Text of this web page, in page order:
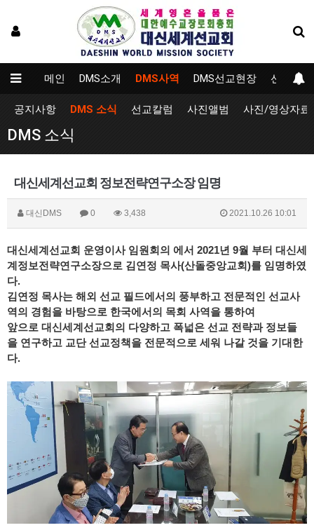
메인 DMS소개 DMS사역 DMS선교현장 선교대
공지사항 DMS 소식 선교칼럼 사진앨범 사진/영상자료
DMS 소식
대신세계선교회 정보전략연구소장 임명
대신DMS 0 3,438 2021.10.26 10:01
대신세계선교회 운영이사 임원회의 에서 2021년 9월 부터 대신세
계정보전략연구소장으로 김연정 목사(산돌중앙교회)를 임명하였
다.
김연정 목사는 해외 선교 필드에서의 풍부하고 전문적인 선교사
역의 경험을 바탕으로 한국에서의 목회 사역을 통하여
앞으로 대신세계선교회의 다양하고 폭넓은 선교 전략과 정보들
을 연구하고 교단 선교정책을 전문적으로 세워 나갈 것을 기대한
다.